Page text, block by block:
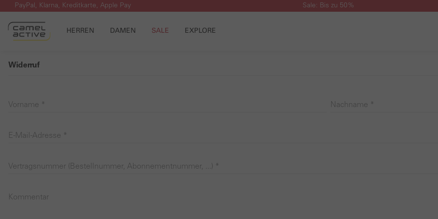
Hauptinhalt springen
Zur Suche springen
Zur Hauptnavigation springen
PayPal, Klarna, Kreditkarte, Apple Pay Sale: Bis zu 50%
HERREN DAMEN SALE EXPLORE
Widerruf
Vorname * Nachname *
E-Mail-Adresse *
Vertragsnummer (Bestellnummer, Abonnementnummer, ...) *
Kommentar